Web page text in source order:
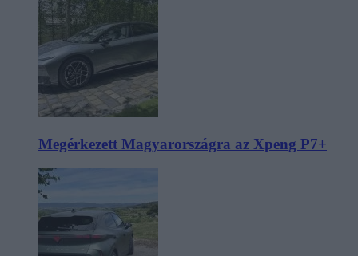
Megérkezett Magyarországra az Xpeng P7+